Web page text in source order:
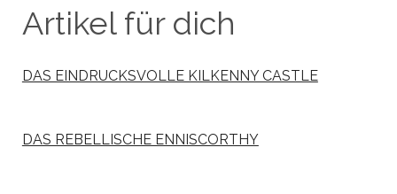
Artikel für dich
DAS EINDRUCKSVOLLE KILKENNY CASTLE
DAS REBELLISCHE ENNISCORTHY